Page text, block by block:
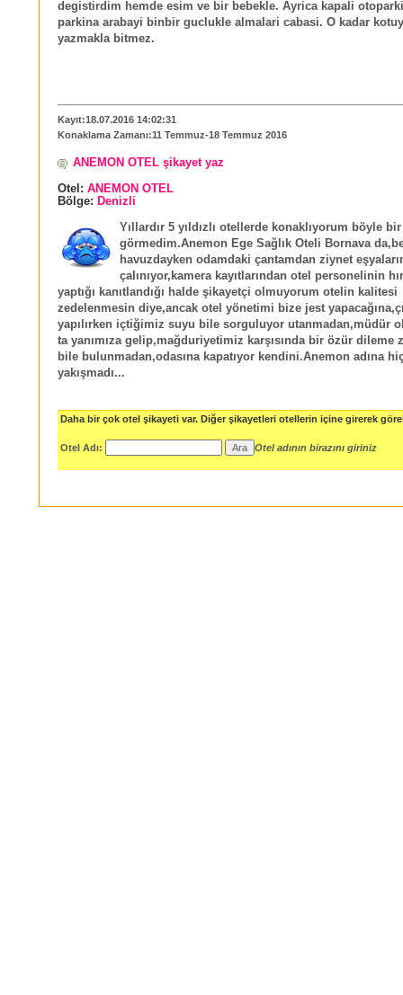
degistirdim hemde esim ve bir bebekle. Ayrica kapali
parkina arabayi binbir guclukle almalari cabasi. O kadar
yazmakla bitmez.
Kayıt:18.07.2016 14:02:31
Konaklama Zamanı:11 Temmuz-18 Temmuz 2016
ANEMON OTEL şikayet yaz
Otel: ANEMON OTEL
Bölge: Denizli
Yıllardır 5 yıldızlı otellerde konaklıyorum böyle
görmedim.Anemon Ege Sağlık Oteli Bornava
havuzdayken odamdaki çantamdan ziynet
çalınıyor,kamera kayıtlarından otel personelinin
yaptığı kanıtlandığı halde şikayetçi olmuyorum otelin kalitesi
zedelenmesin diye,ancak otel yönetimi bize jest
yapılırken içtiğimiz suyu bile sorguluyor utanmadan,müdür
ta yanımıza gelip,mağduriyetimiz karşısında bir özür dileme
bile bulunmadan,odasına kapatıyor kendini.Anemon adına
yakışmadı...
Daha bir çok otel şikayeti var. Diğer şikayetleri otellerin içine girerek
Otel Adı: Otel adının birazını giriniz